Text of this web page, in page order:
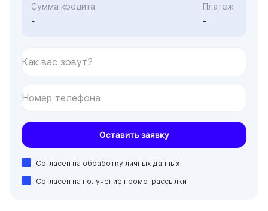
Сумма кредита
-
Платеж
-
Как вас зовут?
Номер телефона
Оставить заявку
Согласен на обработку личных данных
Согласен на получение промо-рассылки